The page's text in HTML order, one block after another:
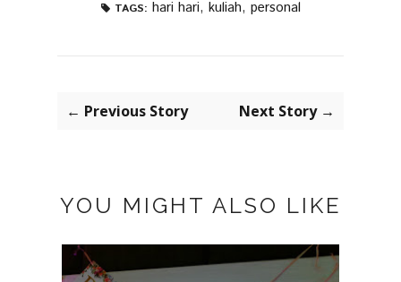
TAGS: hari hari, kuliah, personal
← Previous Story Next Story →
YOU MIGHT ALSO LIKE